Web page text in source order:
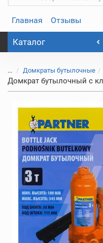
Главная Отзывы
Каталог
... Домкраты бутылочные
Домкрат бутылочный с